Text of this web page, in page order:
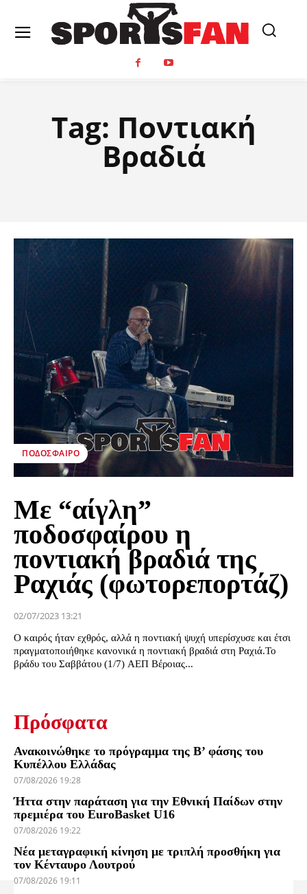
Tag: Ποντιακή
Βραδιά
ΠΟΔΌΣΦΑΙΡΟ
Με “αίγλη”
ποδοσφαίρου η
ποντιακή βραδιά της
Ραχιάς (φωτορεπορτάζ)
02/07/2023 13:21
Ο καιρός ήταν εχθρός, αλλά η ποντιακή ψυχή υπερίσχυσε και έτσι
πραγματοποιήθηκε κανονικά η ποντιακή βραδιά στη Ραχιά.Το
βράδυ του Σαββάτου (1/7) ΑΕΠ Βέροιας...
Πρόσφατα
Ανακοινώθηκε το πρόγραμμα της Β’ φάσης του
Κυπέλλου Ελλάδας
07/08/2026 19:28
Ήττα στην παράταση για την Εθνική Παίδων στην
πρεμιέρα του EuroBasket U16
07/08/2026 19:22
Νέα μεταγραφική κίνηση με τριπλή προσθήκη για
τον Κένταυρο Λουτρού
07/08/2026 19:11